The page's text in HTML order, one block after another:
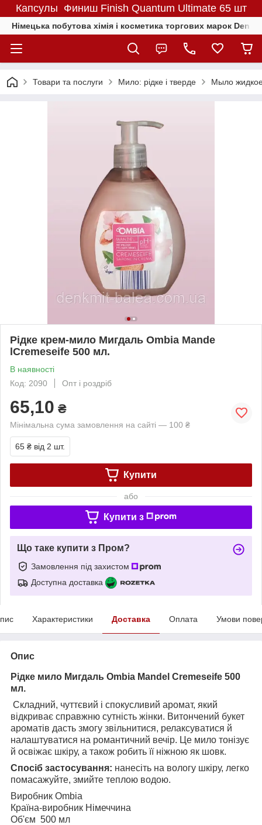
Капсулы Финиш Finish Quantum Ultimate 65 шт
Німецька побутова хімія і косметика торгових марок
Товари та послуги Мило: рідке і тверде Мыло
Рідке крем-мило Мигдаль Ombia Mande
lCremeseife 500 мл.
В наявності
Код: 2090
Опт і роздріб
65,10 ₴
Мінімальна сума замовлення на сайті — 100 ₴
65 ₴ від 2 шт.
Купити
або
Купити з
Що таке купити з Пром?
Замовлення під захистом
Доступна доставка
Характеристики Доставка Оплата Умови
Опис
Рідке мило Мигдаль Ombia Mandel Cremeseife 500
мл.
Складний, чуттєвий і спокусливий аромат, який
відкриває справжню сутність жінки. Витончений букет
ароматів дасть змогу звільнитися, релаксуватися й
налаштуватися на романтичний вечір. Це мило тонізує
й освіжає шкіру, а також робить її ніжною як шовк.
Спосіб застосування: нанесіть на вологу шкіру, легко
помасажуйте, змийте теплою водою.
Виробник Ombia
Країна-виробник Німеччина
Об'єм 500 мл